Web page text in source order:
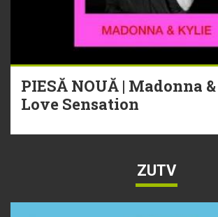
PIESĂ NOUĂ | Madonna
Love Sensation
ZUTV